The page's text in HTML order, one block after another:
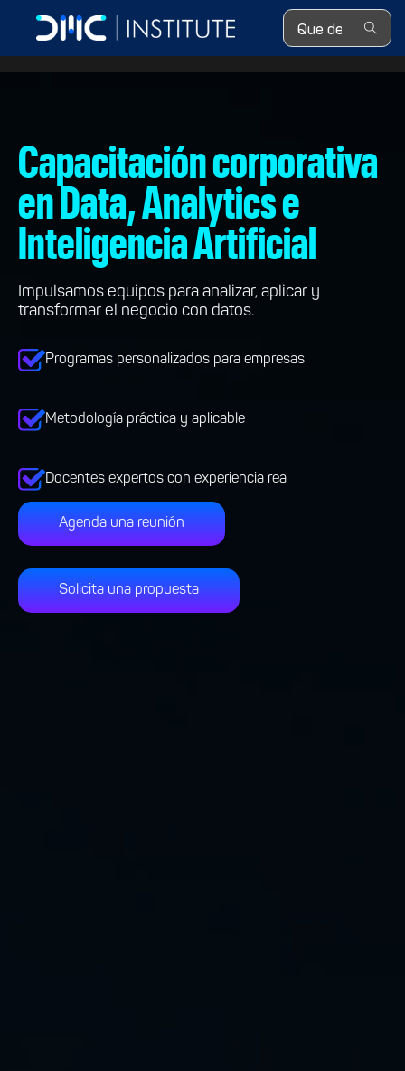
Search ...
Capacitación corporativa
en Data, Analytics e
Inteligencia Artificial
Impulsamos equipos para analizar, aplicar y
transformar el negocio con datos.
Programas personalizados para empresas
Metodología práctica y aplicable
Docentes expertos con experiencia rea
Agenda una reunión
Solicita una propuesta